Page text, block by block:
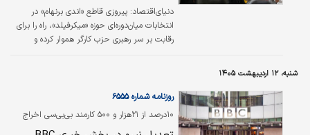
دنیای‌اقتصاد: پیروزی قاطع «اندی برنهام» در
انتخابات میان‌دوره‌ای حوزه «میکرفیلد»، راه را برای
رقابت بر سر رهبری حزب کارگر هموار کرده و
فزاینده‌ای از نمایندگان حزب کارگر از استارمر
می‌خواهند پیش از شکل‌گیری یک رقابت
درون‌حزبی پرالتهاب، قدرت را به شکل
شنبه، ۱۲ اردیبهشت ۱۴۰۵
۱۰درصد از ۲۱هزار و ۵۰۰ کارمند بی‌بی‌سی اخراج
می‌شوند
روزنامه شماره ۶۵۵۵